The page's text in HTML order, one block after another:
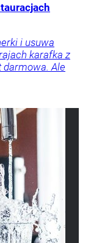
i usuwa
karafka z
Ale